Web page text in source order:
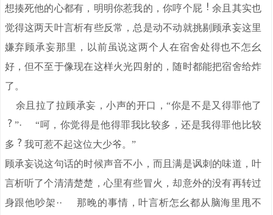
想揍死他的心都有，明明你惹我的，你哼个屁
余且其实也
觉得这两天叶言析有些反常，总是动不动就挑剔顾承妄这里
嫌弃顾承妄那里，以前虽说这两个人在宿舍处得也不怎幺
好，但不至于像现在这样火光四射的，随时都能把宿舍给炸
了。
余且拉了拉顾承妄，小声的开口，“你是不是又得罪他了
”· “呵，你觉得是他得罪我比较多，还是我得罪他比较
多
我可惹不起这位大少爷。”
顾承妄说这句话的时候声音不小，而且满是讽刺的味道，叶
言析听了个清清楚楚，心里有些冒火，却意外的没有再转过
身跟他吵架·· 那晚的事情，叶言析怎幺都从脑海里甩不